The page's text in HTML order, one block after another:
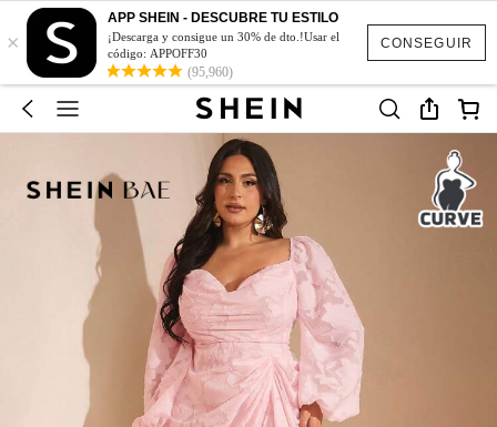
CONSEGUIR
×
APP SHEIN - DESCUBRE TU ESTILO
¡Descarga y consigue un 30% de dto.!Usar el
código: APPOFF30
(95,960)